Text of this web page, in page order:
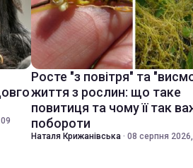
Росте "з повітря" та
життя з рослин: що таке
повитиця та чому її так
побороти
Наталя Крижанівська · 08 серпня